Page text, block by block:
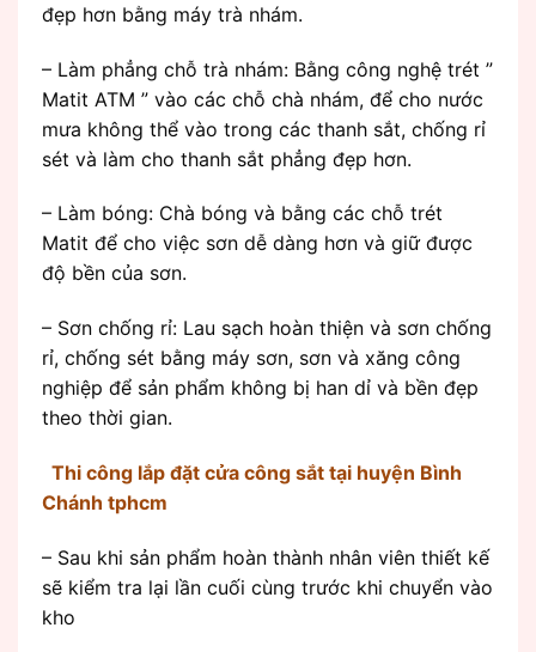
đẹp hơn bằng máy trà nhám.
– Làm phẳng chỗ trà nhám: Bằng công nghệ trét ”
Matit ATM ” vào các chỗ chà nhám, để cho nước
mưa không thể vào trong các thanh sắt, chống rỉ
sét và làm cho thanh sắt phẳng đẹp hơn.
– Làm bóng: Chà bóng và bằng các chỗ trét
Matit để cho việc sơn dễ dàng hơn và giữ được
độ bền của sơn.
– Sơn chống rỉ: Lau sạch hoàn thiện và sơn chống
rỉ, chống sét bằng máy sơn, sơn và xăng công
nghiệp để sản phẩm không bị han dỉ và bền đẹp
theo thời gian.
Thi công lắp đặt cửa công sắt tại huyện Bình
Chánh tphcm
– Sau khi sản phẩm hoàn thành nhân viên thiết kế
sẽ kiểm tra lại lần cuối cùng trước khi chuyển vào
kho